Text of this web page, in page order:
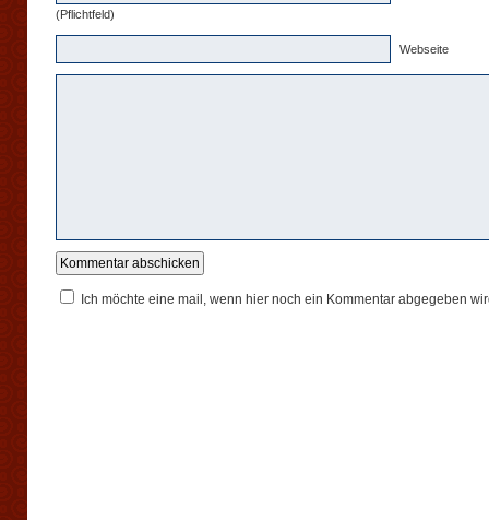
(Pflichtfeld)
Webseite
Ich möchte eine mail, wenn hier noch ein Kommentar abgegeben